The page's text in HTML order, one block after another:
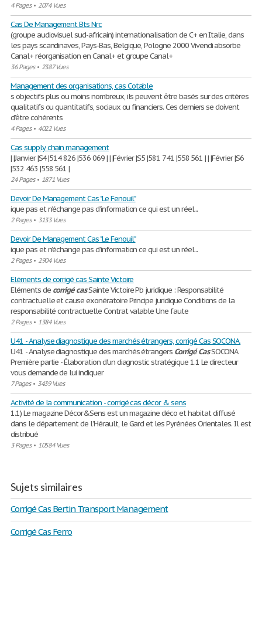
4 Pages• 2074 Vues
Cas De Management Bts Nrc
(groupe audiovisuel sud-africain) internationalisation de C+ en Italie, dans
les pays scandinaves, Pays-Bas, Belgique, Pologne 2000 Vivendi absorbe
Canal+ réorganisation en Canal+ et groupe Canal+
36 Pages• 2387 Vues
Management des organisations, cas Cotable
s objectifs plus ou moins nombreux, ils peuvent être basés sur des critères
qualitatifs ou quantitatifs, sociaux ou financiers. Ces derniers se doivent
d’être cohérents
4 Pages• 4022 Vues
Cas supply chain management
| |Janvier |S4 |514 826 |536 069 | | |Février |S5 |581 741 |558 561 | | |Février |S6
|532 463 |558 561 |
24 Pages• 1871 Vues
Devoir De Management Cas "Le Fenouil"
ique pas et n’échange pas d’information ce qui est un réel...
2 Pages• 3133 Vues
Devoir De Management Cas "Le Fenouil"
ique pas et n’échange pas d’information ce qui est un réel...
2 Pages• 2904 Vues
Eléments de corrigé cas Sainte Victoire
Eléments de corrigé casSainte Victoire Pb juridique : Responsabilité
contractuelle et cause exonératoire Principe juridique Conditions de la
responsabilité contractuelle Contrat valable Une faute
2 Pages• 1384 Vues
U41 - Analyse diagnostique des marchés étrangers, corrigé Cas SOCONA.
U41 - Analyse diagnostique des marchés étrangers Corrigé CasSOCONA
Première partie - Élaboration d'un diagnostic stratégique 1.1 Le directeur
vous demande de lui indiquer
7 Pages• 3439 Vues
Activité de la communication - corrigé cas décor & sens
1.1) Le magazine Décor&Sens est un magazine déco et habitat diffusé
dans le département de l’Hérault, le Gard et les Pyrénées Orientales. Il est
distribué
3 Pages• 10584 Vues
Sujets similaires
Corrigé Cas Bertin Transport Management
Corrigé Cas Ferro